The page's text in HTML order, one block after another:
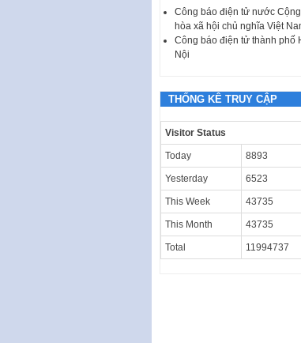
Công báo điện tử nước Cộng
hòa xã hội chủ nghĩa Việt
Công báo điện tử thành phố
Nội
THỐNG KÊ TRUY CẬP
Visitor Status
Today 8893
Yesterday 6523
This Week 43735
This Month 43735
Total 11994737